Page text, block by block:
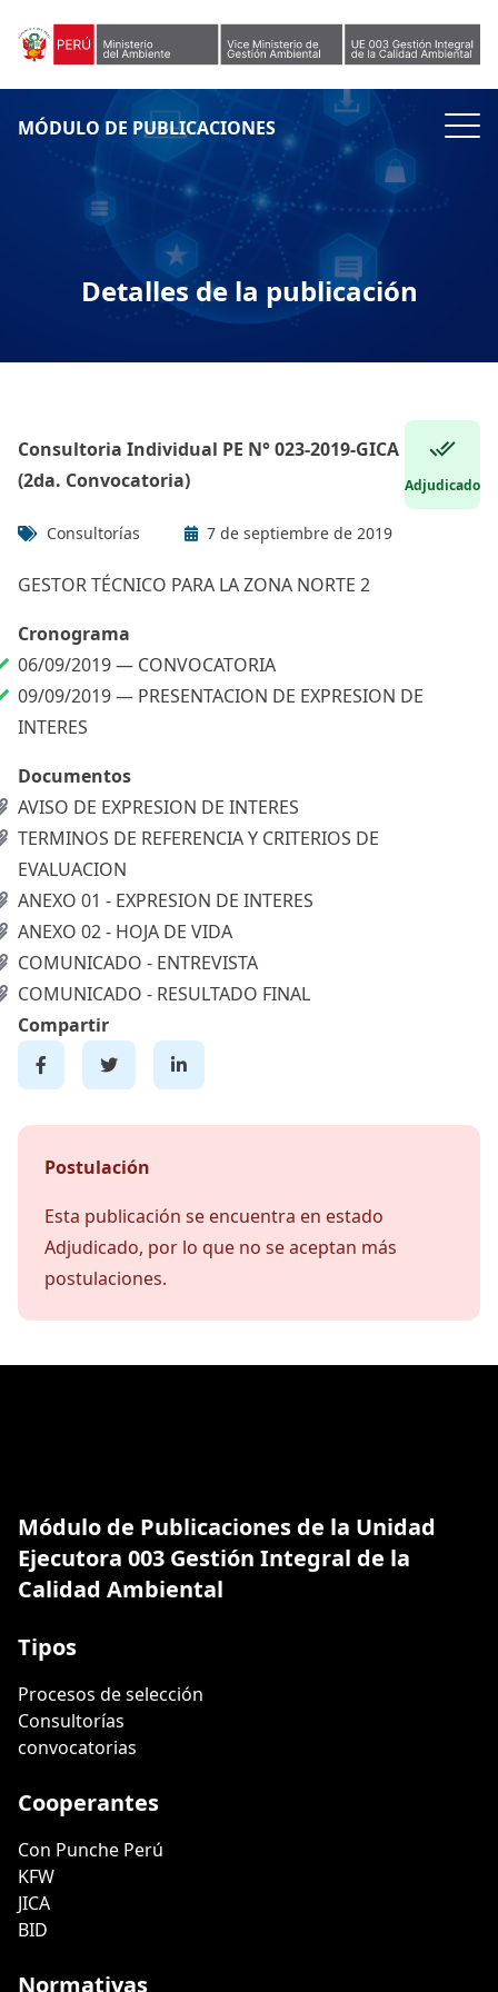
MÓDULO DE PUBLICACIONES
Detalles de la publicación
Consultoria Individual PE N° 023-2019-GICA
(2da. Convocatoria)
Adjudicado
Consultorías 7 de septiembre de 2019
GESTOR TÉCNICO PARA LA ZONA NORTE 2
Cronograma
06/09/2019 — CONVOCATORIA
09/09/2019 — PRESENTACION DE EXPRESION DE
INTERES
Documentos
AVISO DE EXPRESION DE INTERES
TERMINOS DE REFERENCIA Y CRITERIOS DE
EVALUACION
ANEXO 01 - EXPRESION DE INTERES
ANEXO 02 - HOJA DE VIDA
COMUNICADO - ENTREVISTA
COMUNICADO - RESULTADO FINAL
Compartir
Postulación
Esta publicación se encuentra en estado
Adjudicado, por lo que no se aceptan más
postulaciones.
Módulo de Publicaciones de la Unidad
Ejecutora 003 Gestión Integral de la
Calidad Ambiental
Tipos
Procesos de selección
Consultorías
convocatorias
Cooperantes
Con Punche Perú
KFW
JICA
BID
Normativas